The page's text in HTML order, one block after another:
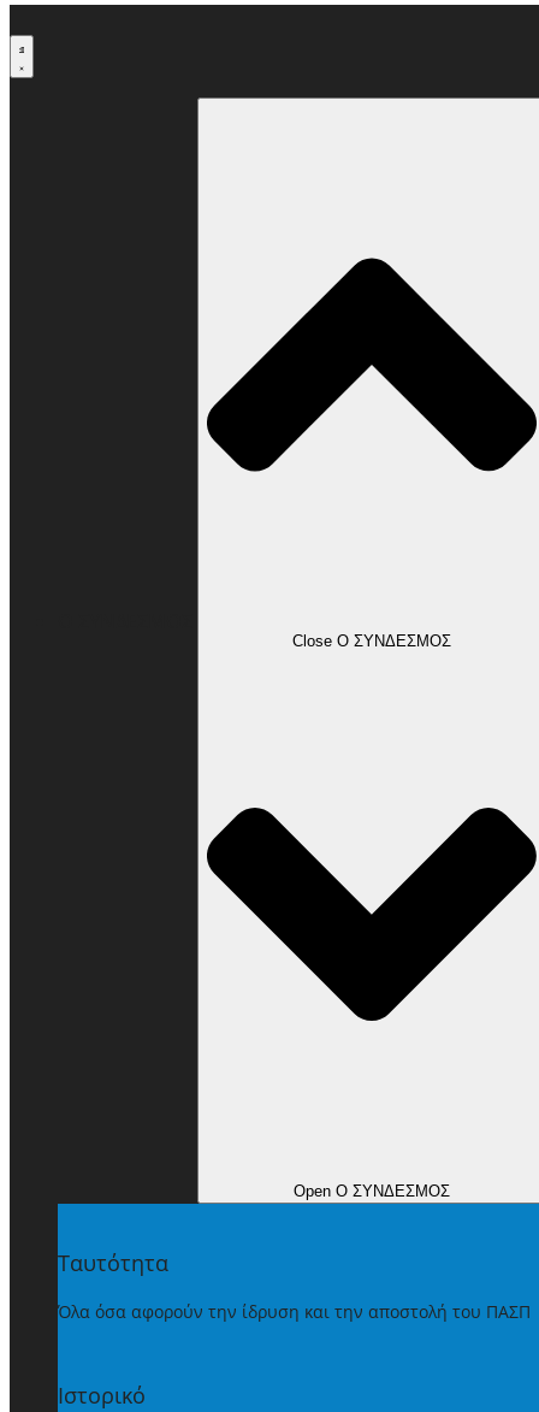
στο
περιεχόμενο
Close Ο ΣΥΝΔΕΣΜΟΣ
Open Ο ΣΥΝΔΕΣΜΟΣ
Ταυτότητα
Όλα όσα αφορούν την ίδρυση και την αποστολή του ΠΑΣΠ
Ιστορικό